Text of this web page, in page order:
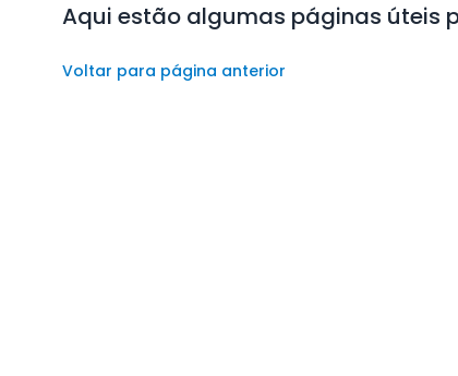
Aqui estão algumas páginas úteis
Voltar para página anterior